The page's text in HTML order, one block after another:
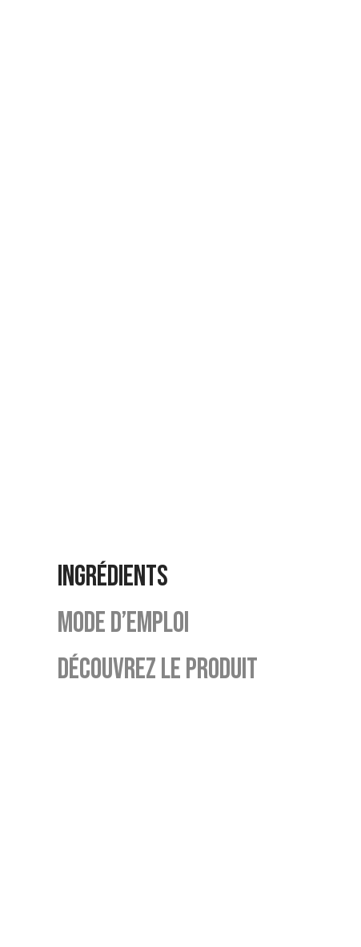
INGRÉDIENTS
MODE D’EMPLOI
DÉCOUVREZ LE PRODUIT